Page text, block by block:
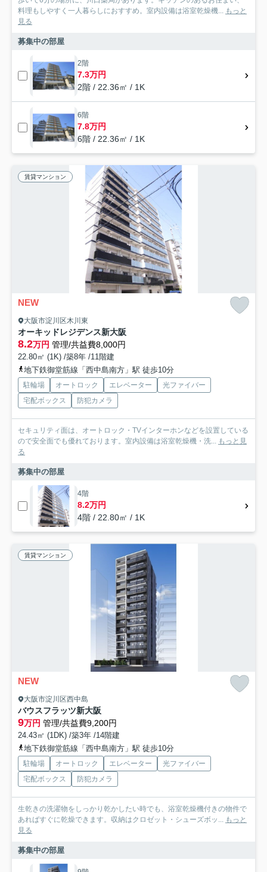
料理もしやすく一人暮らしにおすすめ。室内設備は浴室乾燥機... もっと
見る
募集中の部屋
2階
7.3万円
2階 / 22.36㎡ / 1K
6階
7.8万円
6階 / 22.36㎡ / 1K
賃貸マンション
NEW
大阪市淀川区木川東
オーキッドレジデンス新大阪
8.2万円 管理/共益費8,000円
22.80㎡ (1K) /築8年 /11階建
地下鉄御堂筋線「西中島南方」駅 徒歩10分
駐輪場 オートロック エレベーター
光ファイバー
宅配ボックス
防犯カメラ
セキュリティ面は、オートロック・TVインターホンなどを設置している
ので安全面でも優れております。室内設備は浴室乾燥機・洗... もっと見
る
募集中の部屋
4階
8.2万円
4階 / 22.80㎡ / 1K
賃貸マンション
NEW
大阪市淀川区西中島
バウスフラッツ新大阪
9万円 管理/共益費9,200円
24.43㎡ (1DK) /築3年 /14階建
地下鉄御堂筋線「西中島南方」駅 徒歩10分
駐輪場 オートロック エレベーター
光ファイバー
宅配ボックス
防犯カメラ
生乾きの洗濯物をしっかり乾かしたい時でも、浴室乾燥機付きの物件で
あればすぐに乾燥できます。収納はクロゼット・シューズボッ... もっと
見る
募集中の部屋